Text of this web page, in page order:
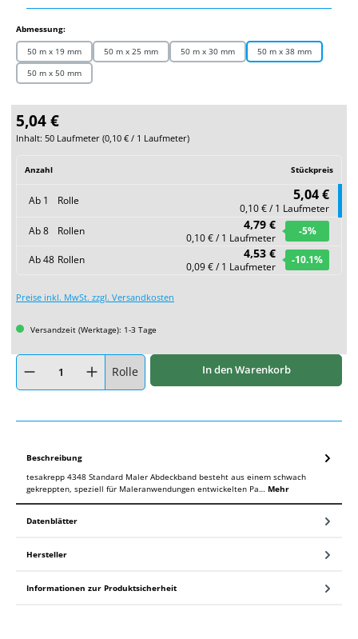
Abmessung:auswählen
50 m x 19 mm 50 m x 25 mm 50 m x 30 mm
50 m x 38 mm
50 m x 50 mm
5,04 €
Inhalt: 50 Laufmeter (0,10 € / 1 Laufmeter)
Anzahl Stückpreis
Ab 1 Rolle 5,04 €
0,10 € / 1 Laufmeter
Ab8 Rollen 4,79 €
0,10 € / 1 Laufmeter
-5%
Ab48 Rollen 4,53 €
0,09 € / 1 Laufmeter
-10.1%
Preise inkl. MwSt. zzgl. Versandkosten
Versandzeit (Werktage): 1-3 Tage
Produkt Anzahl: Gib den gewünschten Wert ein oder benutze die Schaltflächen
Rolle In den Warenkorb
Beschreibung
tesakrepp 4348 Standard Maler Abdeckband besteht aus einem schwach
gekreppten, speziell für Maleranwendungen entwickelten Pa… Mehr
Datenblätter
Hersteller
Informationen zur Produktsicherheit